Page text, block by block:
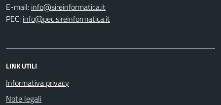
E-mail:
PEC:
LINK UTILI
Informativa privacy
Note legali